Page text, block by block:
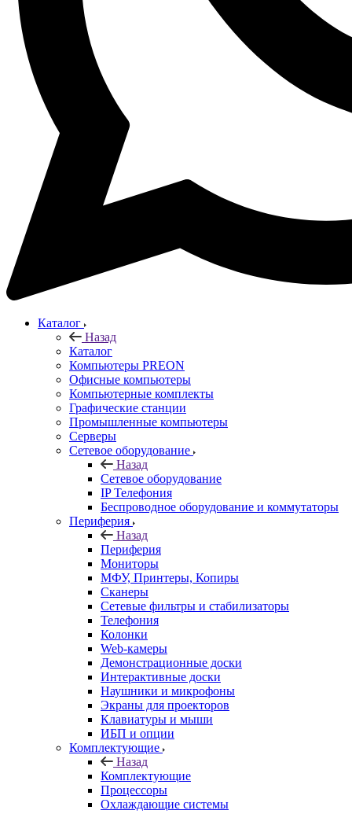
Каталог
Назад
Каталог
Компьютеры PREON
Офисные компьютеры
Компьютерные комплекты
Графические станции
Промышленные компьютеры
Серверы
Сетевое оборудование
Назад
Сетевое оборудование
IP Телефония
Беспроводное оборудование и коммутаторы
Периферия
Назад
Периферия
Мониторы
МФУ, Принтеры, Копиры
Сканеры
Сетевые фильтры и стабилизаторы
Телефония
Колонки
Web-камеры
Демонстрационные доски
Интерактивные доски
Наушники и микрофоны
Экраны для проекторов
Клавиатуры и мыши
ИБП и опции
Комплектующие
Назад
Комплектующие
Процессоры
Охлаждающие системы